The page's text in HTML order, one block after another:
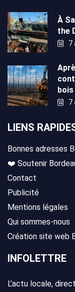
À
the
7
bois
7
LIENS
Bonnes adresses
❤️ Soutenir
Contact
Publicité
Mentions légales
Qui sommes-nous
Création site web
INFOLETTRE
L’actu locale,